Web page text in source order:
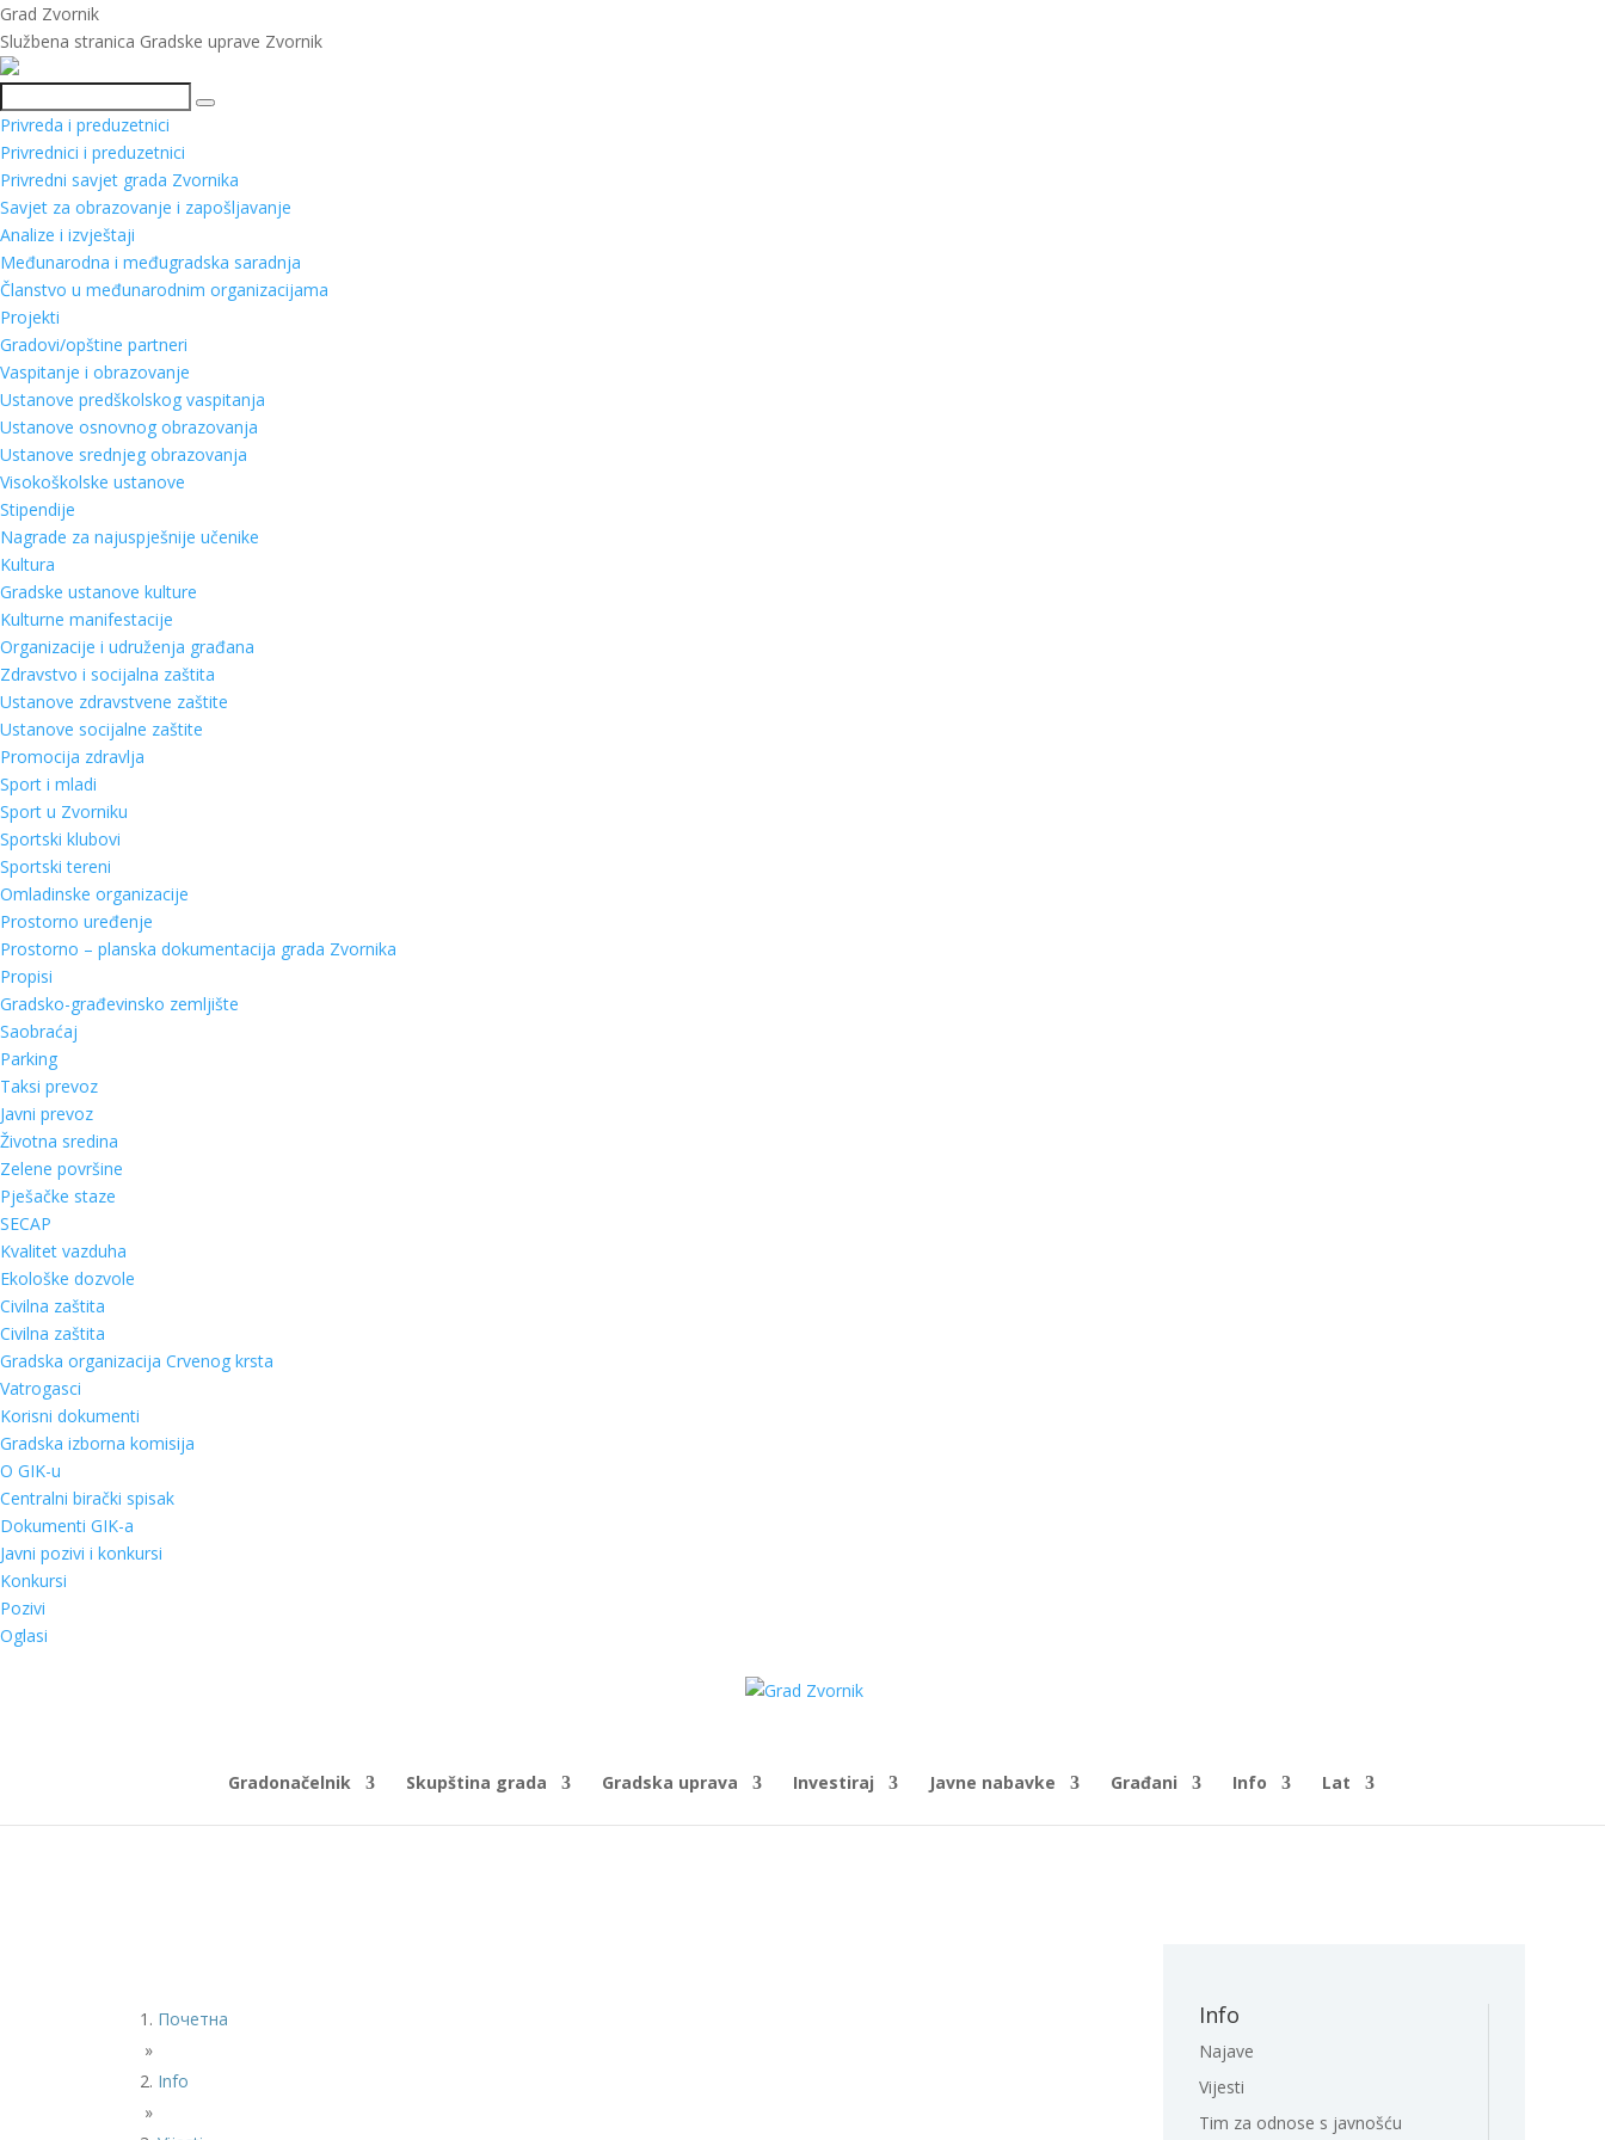
Grad Zvornik
Službena stranica Gradske uprave Zvornik
Pretraga
Privreda i preduzetnici
Privrednici i preduzetnici
Privredni savjet grada Zvornika
Savjet za obrazovanje i zapošljavanje
Analize i izvještaji
Međunarodna i međugradska saradnja
Članstvo u međunarodnim organizacijama
Projekti
Gradovi/opštine partneri
Vaspitanje i obrazovanje
Ustanove predškolskog vaspitanja
Ustanove osnovnog obrazovanja
Ustanove srednjeg obrazovanja
Visokoškolske ustanove
Stipendije
Nagrade za najuspješnije učenike
Kultura
Gradske ustanove kulture
Kulturne manifestacije
Organizacije i udruženja građana
Zdravstvo i socijalna zaštita
Ustanove zdravstvene zaštite
Ustanove socijalne zaštite
Promocija zdravlja
Sport i mladi
Sport u Zvorniku
Sportski klubovi
Sportski tereni
Omladinske organizacije
Prostorno uređenje
Prostorno – planska dokumentacija grada Zvornika
Propisi
Gradsko-građevinsko zemljište
Saobraćaj
Parking
Taksi prevoz
Javni prevoz
Životna sredina
Zelene površine
Pješačke staze
SECAP
Kvalitet vazduha
Ekološke dozvole
Civilna zaštita
Civilna zaštita
Gradska organizacija Crvenog krsta
Vatrogasci
Korisni dokumenti
Gradska izborna komisija
O GIK-u
Centralni birački spisak
Dokumenti GIK-a
Javni pozivi i konkursi
Konkursi
Pozivi
Oglasi
Gradonačelnik Skupština grada Gradska uprava Investiraj Javne nabavke Građani Info Lat
Почетна
»
Info
»
Info
Najave
Vijesti
Tim za odnose s javnošću